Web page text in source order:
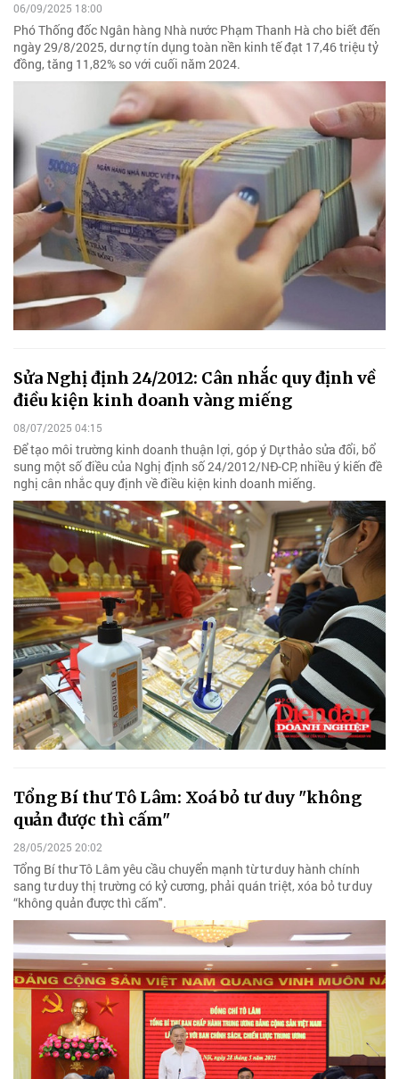
06/09/2025 18:00
Phó Thống đốc Ngân hàng Nhà nước Phạm Thanh Hà cho biết đến
ngày 29/8/2025, dư nợ tín dụng toàn nền kinh tế đạt 17,46 triệu tỷ
đồng, tăng 11,82% so với cuối năm 2024.
Sửa Nghị định 24/2012: Cân nhắc quy định về
điều kiện kinh doanh vàng miếng
08/07/2025 04:15
Để tạo môi trường kinh doanh thuận lợi, góp ý Dự thảo sửa đổi, bổ
sung một số điều của Nghị định số 24/2012/NĐ-CP, nhiều ý kiến đề
nghị cân nhắc quy định về điều kiện kinh doanh miếng.
Tổng Bí thư Tô Lâm: Xoá bỏ tư duy "không
quản được thì cấm"
28/05/2025 20:02
Tổng Bí thư Tô Lâm yêu cầu chuyển mạnh từ tư duy hành chính
sang tư duy thị trường có kỷ cương, phải quán triệt, xóa bỏ tư duy
“không quản được thì cấm".